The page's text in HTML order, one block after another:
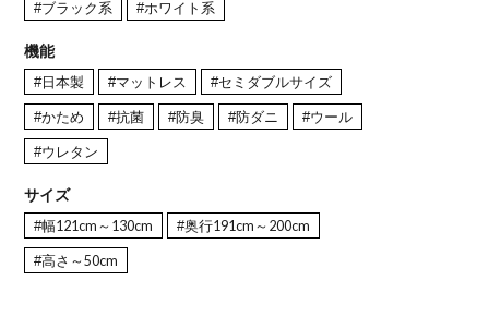
#ブラック系 #ホワイト系
機能
#日本製 #マットレス #セミダブルサイズ
#かため #抗菌 #防臭 #防ダニ #ウール
#ウレタン
サイズ
#幅121cm～130cm #奥行191cm～200cm
#高さ～50cm